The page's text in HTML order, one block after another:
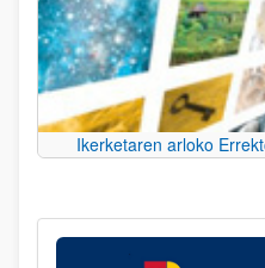
Ikerketaren arloko